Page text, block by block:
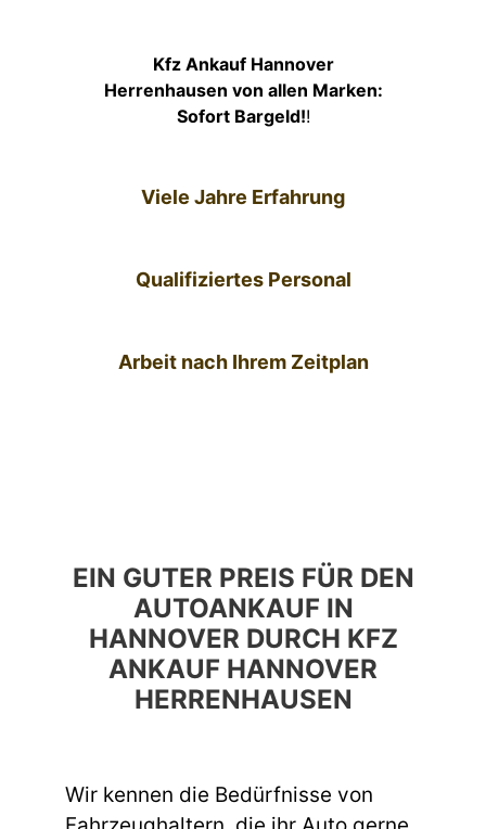
Kfz Ankauf Hannover
Herrenhausen von allen Marken:
Sofort Bargeld!!
Viele Jahre Erfahrung
Qualifiziertes Personal
Arbeit nach Ihrem Zeitplan
EIN GUTER PREIS FÜR DEN
AUTOANKAUF IN
HANNOVER DURCH KFZ
ANKAUF HANNOVER
HERRENHAUSEN
Wir kennen die Bedürfnisse von